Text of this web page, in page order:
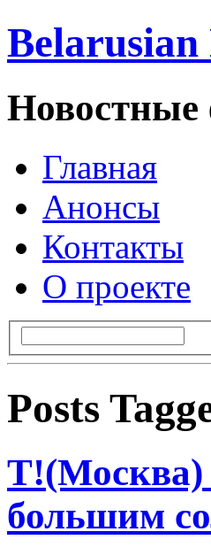
Belarusian
Новостные
Главная
Анонсы
Контакты
О проекте
Posts
Т!(Москва)
большим